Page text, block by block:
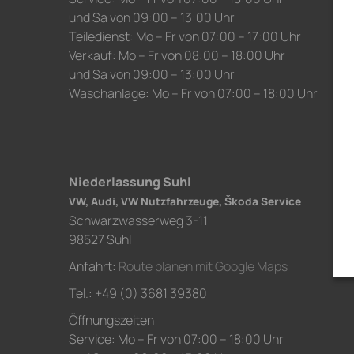
und Sa von 09:00 – 13:00 Uhr
Teiledienst: Mo – Fr von 07:00 – 17:00 Uhr
Verkauf: Mo – Fr von 08:00 – 18:00 Uhr
und Sa von 09:00 – 13:00 Uhr
Waschanlage: Mo – Fr von 07:00 – 18:00 Uhr
Niederlassung Suhl
VW, Audi, VW Nutzfahrzeuge, Škoda Service
Schwarzwasserweg 3-11
98527 Suhl
Anfahrt: Route planen mit Google Maps
Tel.: +49 (0) 3681 39380
Öffnungszeiten
Service: Mo – Fr von 07:00 – 18:00 Uhr